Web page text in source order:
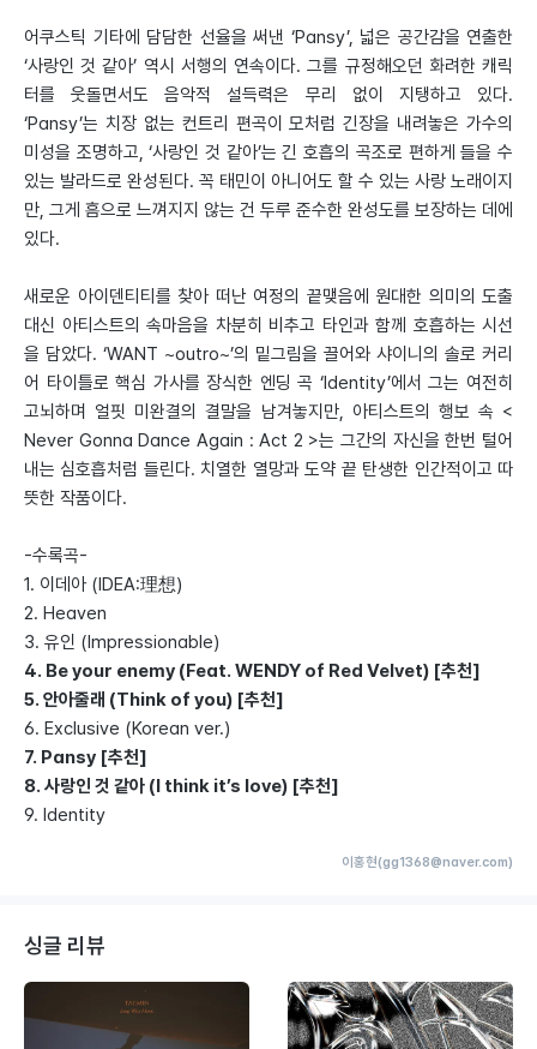
어쿠스틱 기타에 담담한 선율을 써낸 ‘Pansy’, 넓은 공간감을 연출한
‘사랑인 것 같아’ 역시 서행의 연속이다. 그를 규정해오던 화려한 캐릭
터를 웃돌면서도 음악적 설득력은 무리 없이 지탱하고 있다.
‘Pansy’는 치장 없는 컨트리 편곡이 모처럼 긴장을 내려놓은 가수의
미성을 조명하고, ‘사랑인 것 같아’는 긴 호흡의 곡조로 편하게 들을 수
있는 발라드로 완성된다. 꼭 태민이 아니어도 할 수 있는 사랑 노래이지
만, 그게 흠으로 느껴지지 않는 건 두루 준수한 완성도를 보장하는 데에
있다.
새로운 아이덴티티를 찾아 떠난 여정의 끝맺음에 원대한 의미의 도출
대신 아티스트의 속마음을 차분히 비추고 타인과 함께 호흡하는 시선
을 담았다. ‘WANT ~outro~’의 밑그림을 끌어와 샤이니의 솔로 커리
어 타이틀로 핵심 가사를 장식한 엔딩 곡 ‘Identity’에서 그는 여전히
고뇌하며 얼핏 미완결의 결말을 남겨놓지만, 아티스트의 행보 속 <
Never Gonna Dance Again : Act 2 >는 그간의 자신을 한번 털어
내는 심호흡처럼 들린다. 치열한 열망과 도약 끝 탄생한 인간적이고 따
뜻한 작품이다.
-수록곡-
1. 이데아 (IDEA:理想)
2. Heaven
3. 유인 (Impressionable)
4. Be your enemy (Feat. WENDY of Red Velvet) [추천]
5. 안아줄래 (Think of you) [추천]
6. Exclusive (Korean ver.)
7. Pansy [추천]
8. 사랑인 것 같아 (I think it’s love) [추천]
9. Identity
이홍현(gg1368@naver.com)
싱글 리뷰